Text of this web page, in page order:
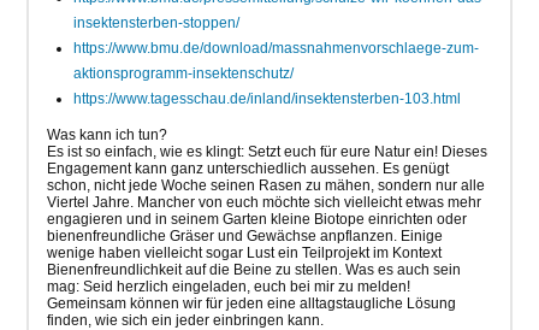
insektensterben-stoppen/
https://www.bmu.de/download/massnahmenvorschlaege-zum-
aktionsprogramm-insektenschutz/
https://www.tagesschau.de/inland/insektensterben-103.html
Was kann ich tun?
Es ist so einfach, wie es klingt: Setzt euch für eure Natur ein! Dieses
Engagement kann ganz unterschiedlich aussehen. Es genügt
schon, nicht jede Woche seinen Rasen zu mähen, sondern nur alle
Viertel Jahre. Mancher von euch möchte sich vielleicht etwas mehr
engagieren und in seinem Garten kleine Biotope einrichten oder
bienenfreundliche Gräser und Gewächse anpflanzen. Einige
wenige haben vielleicht sogar Lust ein Teilprojekt im Kontext
Bienenfreundlichkeit auf die Beine zu stellen. Was es auch sein
mag: Seid herzlich eingeladen, euch bei mir zu melden!
Gemeinsam können wir für jeden eine alltagstaugliche Lösung
finden, wie sich ein jeder einbringen kann.